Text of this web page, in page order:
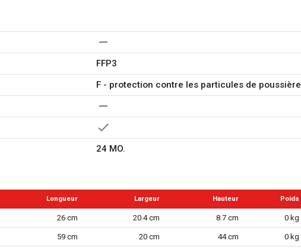
FFP3
F - protection contre les particules de poussière
24 MO.
Longueur Largeur Hauteur Poids
26 cm 20.4 cm 8.7 cm 0 kg
59 cm 20 cm 44 cm 0 kg